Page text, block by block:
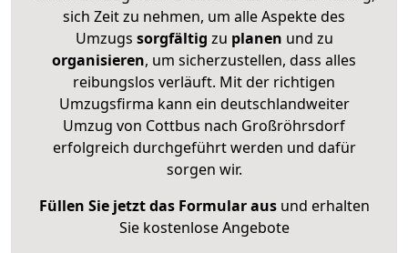
sich Zeit zu nehmen, um alle Aspekte des
Umzugs sorgfältig zu planen und zu
organisieren, um sicherzustellen, dass alles
reibungslos verläuft. Mit der richtigen
Umzugsfirma kann ein deutschlandweiter
Umzug von Cottbus nach Großröhrsdorf
erfolgreich durchgeführt werden und dafür
sorgen wir.
Füllen Sie jetzt das Formular ausund erhalten
Sie kostenlose Angebote